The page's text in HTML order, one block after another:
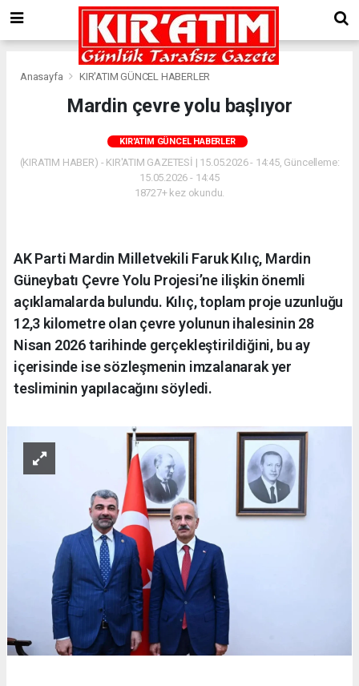
Anasayfa KIR'ATIM GÜNCEL HABERLER
Mardin çevre yolu başlıyor
KIR'ATIM GÜNCEL HABERLER
(KIRATIM HABER) - KIR'ATIM GAZETESİ | 15.05.2026 - 14:45, Güncelleme:
15.05.2026 - 14:45
18727+ kez okundu.
AK Parti Mardin Milletvekili Faruk Kılıç, Mardin
Güneybatı Çevre Yolu Projesi’ne ilişkin önemli
açıklamalarda bulundu. Kılıç, toplam proje uzunluğu
12,3 kilometre olan çevre yolunun ihalesinin 28
Nisan 2026 tarihinde gerçekleştirildiğini, bu ay
içerisinde ise sözleşmenin imzalanarak yer
tesliminin yapılacağını söyledi.